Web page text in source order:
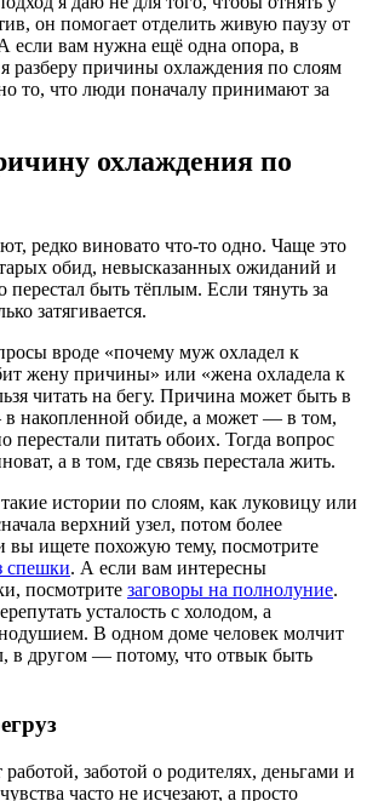
он помогает отделить живую паузу от
если вам нужна ещё одна опора, в
разберу причины охлаждения по слоям
то, что люди поначалу принимают за
охлаждения по
редко виновато что-то одно. Чаще это
обид, невысказанных ожиданий и
перестал быть тёплым. Если тянуть за
затягивается.
вроде «почему муж охладел к
жену причины» или «жена охладела к
читать на бегу. Причина может быть в
накопленной обиде, а может — в том,
перестали питать обоих. Тогда вопрос
а в том, где связь перестала жить.
истории по слоям, как луковицу или
верхний узел, потом более
вы ищете похожую тему, посмотрите
спешки. А если вам интересны
посмотрите заговоры на полнолуние.
усталость с холодом, а
В одном доме человек молчит
в другом — потому, что отвык быть
работой, заботой о родителях, деньгами и
часто не исчезают, а просто